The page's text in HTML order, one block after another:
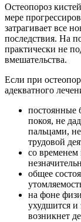
Остеопороз
мере
затрагивает все
последствия. На
практически не
вмешательства.
Если при
адекватного
постоянные
покоя, не
пальцами,
трудовой
со временем
общее
на фоне
ухудшится и
возникнет